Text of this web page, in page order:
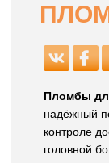
Пломбы
надёжный
контроле
головной